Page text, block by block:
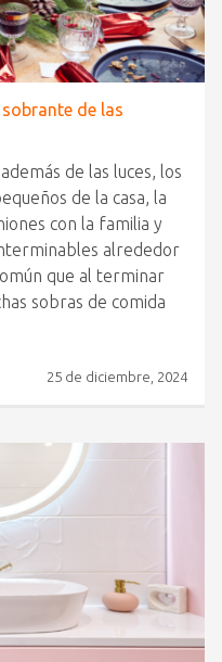
de las
de las luces, los
de la casa, la
con la familia y
alrededor
que al terminar
sobras de comida
25 de diciembre, 2024